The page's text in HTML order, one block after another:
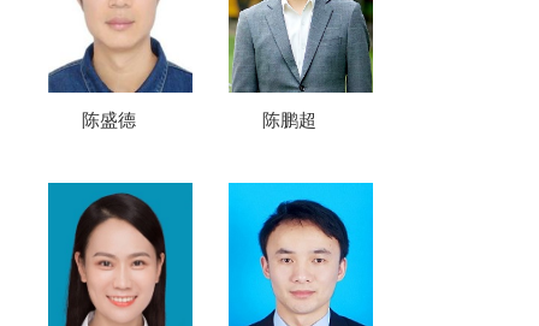
陈盛德 陈鹏超